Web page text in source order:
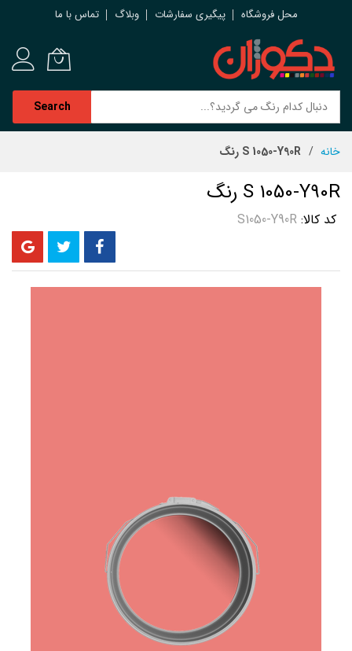
محل فروشگاه پیگیری سفارشات وبلاگ تماس با ما
Search
خانه S 1050-Y90R رنگ
S 1050-Y90R رنگ
کد کالا S1050-Y90R